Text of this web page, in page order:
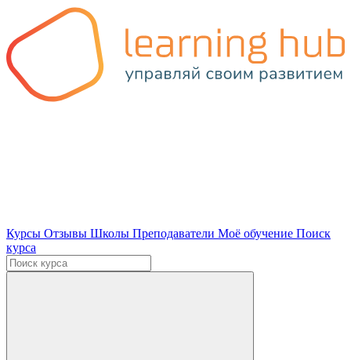
Курсы Отзывы Школы Преподаватели Моё обучение Поиск
курса